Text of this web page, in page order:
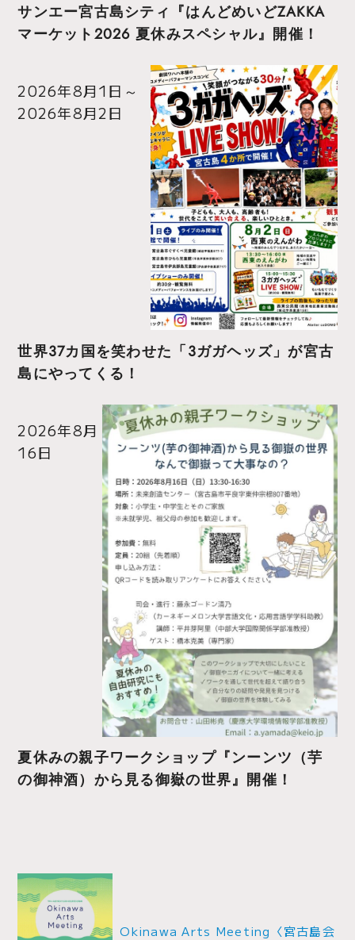
サンエー宮古島シティ『はんどめいどZAKKA
マーケット2026 夏休みスペシャル』開催！
2026年8月1日 ～
2026年8月2日
世界37カ国を笑わせた「3ガガヘッズ」が宮古
島にやってくる！
2026年8月
16日
夏休みの親子ワークショップ『ンーンツ（芋
の御神酒）から見る御嶽の世界』開催！
投
稿
ナ
Okinawa Arts Meeting〈宮古島会